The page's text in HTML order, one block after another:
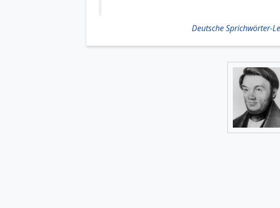
Deutsche Sprichwörter-